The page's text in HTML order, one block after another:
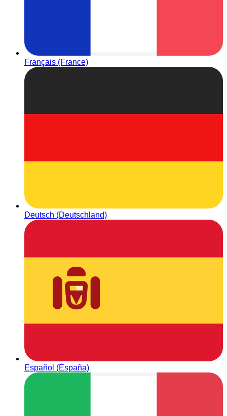
Français (France)
Deutsch (Deutschland)
Español (España)